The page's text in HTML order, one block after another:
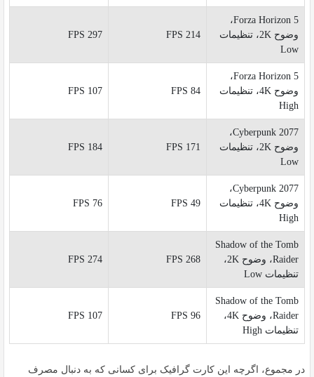
Forza Horizon 5،
وضوح 2K، تنظیمات
Low
214 FPS
297 FPS
Forza Horizon 5،
وضوح 4K، تنظیمات
High
84 FPS
107 FPS
Cyberpunk 2077،
وضوح 2K، تنظیمات
Low
171 FPS
184 FPS
Cyberpunk 2077،
وضوح 4K، تنظیمات
High
49 FPS
76 FPS
Shadow of the Tomb
Raider، وضوح 2K،
تنظیمات Low
268 FPS
274 FPS
Shadow of the Tomb
Raider، وضوح 4K،
تنظیمات High
96 FPS
107 FPS
در مجموع، اگرچه این کارت گرافیک برای کسانی که به دنبال مصرف